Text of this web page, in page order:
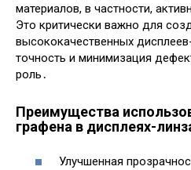
материалов, в частности,
Это критически важно для
высококачественных
точность и минимизация
роль․
Преимущества
графена в дисплеях-
Улучшенная